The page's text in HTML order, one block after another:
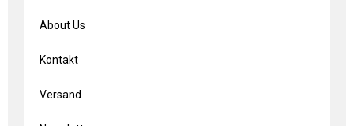
About Us
Kontakt
Versand